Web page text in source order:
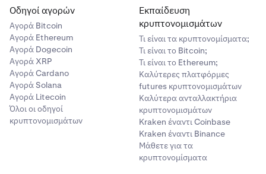
Οδηγοί αγορών
Αγορά Bitcoin
Αγορά Ethereum
Αγορά Dogecoin
Αγορά XRP
Αγορά Cardano
Αγορά Solana
Αγορά Litecoin
Όλοι οι οδηγοί
κρυπτονομισμάτων
Εκπαίδευση
κρυπτονομισμάτων
Τι είναι τα κρυπτονομίσματα;
Τι είναι το Bitcoin;
Τι είναι το Ethereum;
Καλύτερες πλατφόρμες
futures κρυπτονομισμάτων
Καλύτερα ανταλλακτήρια
κρυπτονομισμάτων
Kraken έναντι Coinbase
Kraken έναντι Binance
Μάθετε για τα
κρυπτονομίσματα